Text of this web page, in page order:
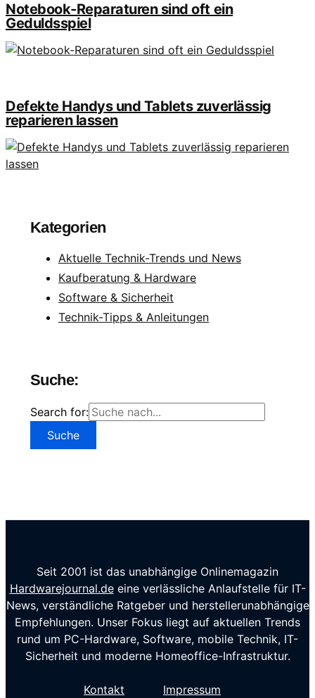
Notebook-Reparaturen sind oft ein
Geduldsspiel
Defekte Handys und Tablets zuverlässig
reparieren lassen
Kategorien
Aktuelle Technik-Trends und News
Kaufberatung & Hardware
Software & Sicherheit
Technik-Tipps & Anleitungen
Suche:
Search for:
Seit 2001 ist das unabhängige Onlinemagazin
Hardwarejournal.deeine verlässliche Anlaufstelle für IT-
News, verständliche Ratgeber und herstellerunabhängige
Empfehlungen. Unser Fokus liegt auf aktuellen Trends
rund um PC-Hardware, Software, mobile Technik, IT-
Sicherheit und moderne Homeoffice-Infrastruktur.
Kontakt
Impressum